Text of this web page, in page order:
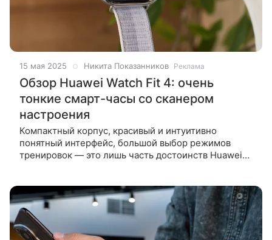
15 мая 2025 Никита Показанников Реклама
Обзор Huawei Watch Fit 4: очень
тонкие смарт-часы со сканером
настроения
Компактный корпус, красивый и интуитивно
понятный интерфейс, большой выбор режимов
тренировок — это лишь часть достоинств Huawei